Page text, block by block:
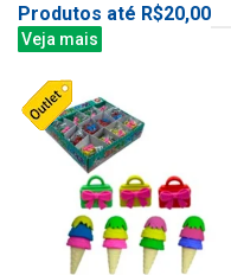
Produtos até R$20,00
Veja mais